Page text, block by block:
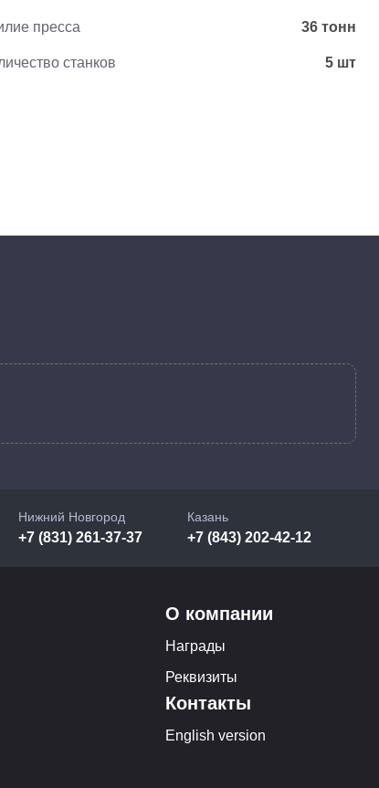
пресса 36 тонн
станков 5 шт
Нижний Новгород
+7 (831) 261-37-37
Казань
+7 (843) 202-42-12
О компании
Награды
Реквизиты
Контакты
English version